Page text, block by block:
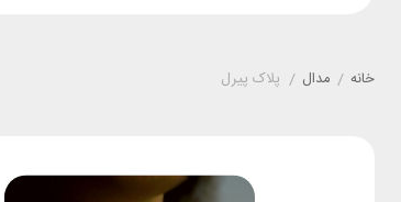
خانه / مدال / پلاک پیرل